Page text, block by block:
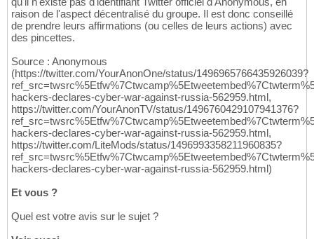
raison de l'aspect décentralisé du groupe. Il est donc conseillé
de prendre leurs affirmations (ou celles de leurs actions) avec
des pincettes.
Source : Anonymous
(https://twitter.com/YourAnonOne/status/1496965766435926039?
hackers-declares-cyber-war-against-russia-562959.html,
https://twitter.com/YourAnonTV/status/1496760429107941376?
hackers-declares-cyber-war-against-russia-562959.html,
https://twitter.com/LiteMods/status/1496993358211960835?
hackers-declares-cyber-war-against-russia-562959.html)
Et vous ?
Quel est votre avis sur le sujet ?